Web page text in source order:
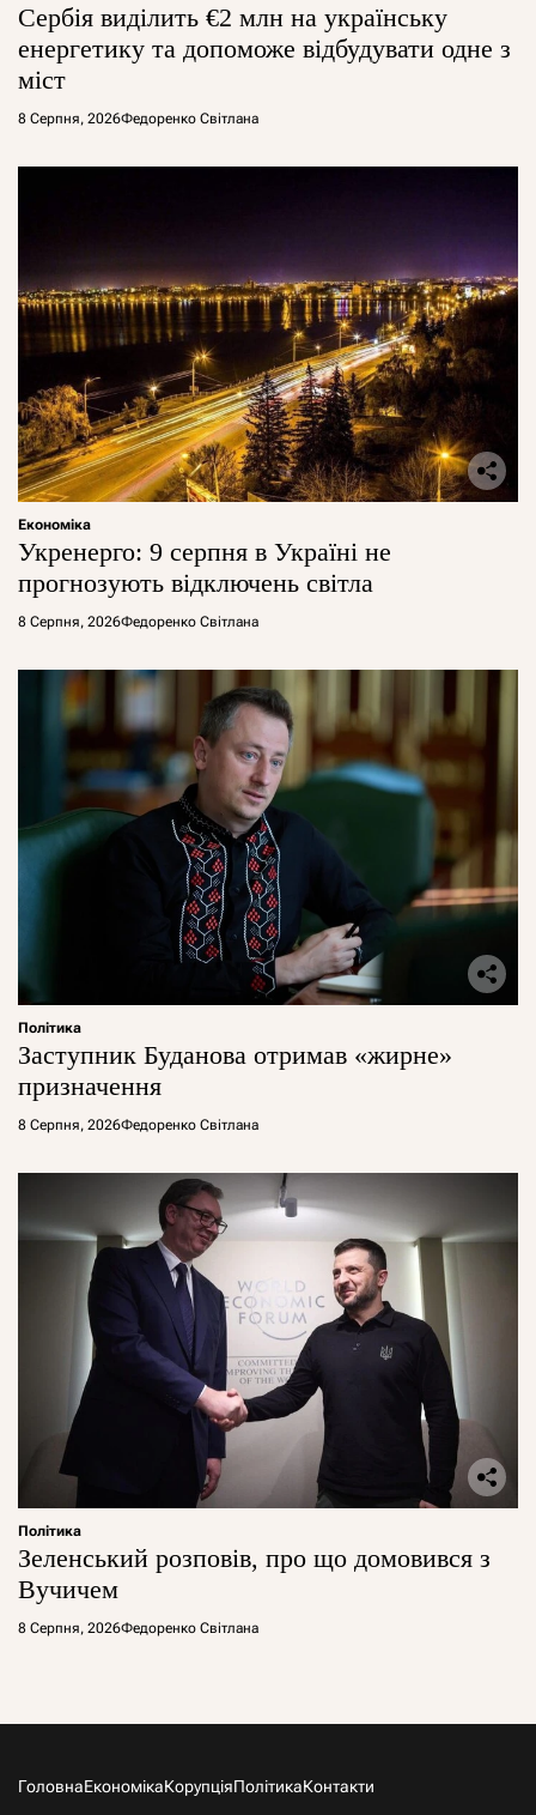
Сербія виділить €2 млн на українську
енергетику та допоможе відбудувати одне з
міст
8 Серпня, 2026Федоренко Світлана
Економіка
Укренерго: 9 серпня в Україні не
прогнозують відключень світла
8 Серпня, 2026Федоренко Світлана
Політика
Заступник Буданова отримав «жирне»
призначення
8 Серпня, 2026Федоренко Світлана
Політика
Зеленський розповів, про що домовився з
Вучичем
8 Серпня, 2026Федоренко Світлана
ГоловнаЕкономікаКорупціяПолітикаКонтакти